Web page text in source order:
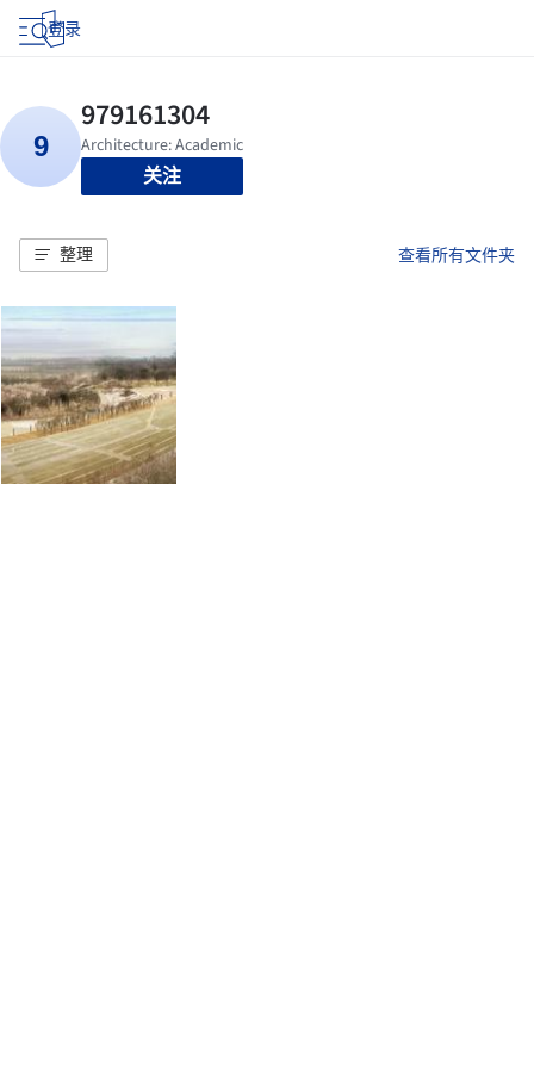
登录
关注
整理 查看所有文件夹